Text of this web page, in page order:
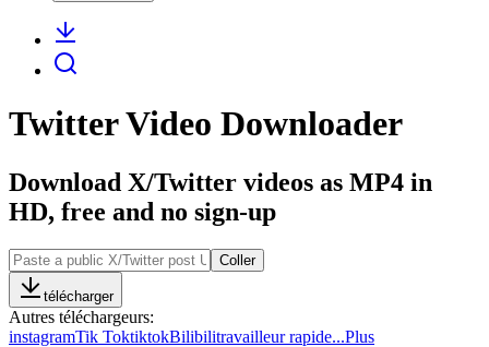
Twitter Video Downloader
Download X/Twitter videos as MP4 in
HD, free and no sign-up
Coller
télécharger
Autres téléchargeurs:
instagramTik ToktiktokBilibilitravailleur rapide...Plus